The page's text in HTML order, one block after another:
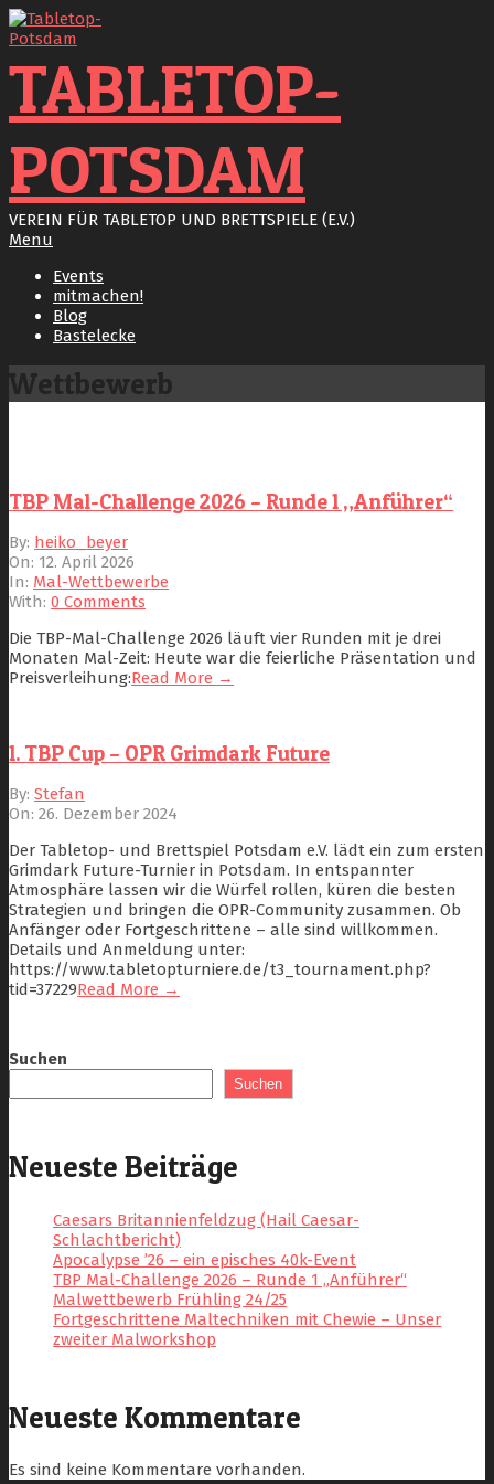
Skip
to
TABLETOP-
POTSDAM
VEREIN FÜR TABLETOP UND BRETTSPIELE (E.V.)
Primary
Menu
Menu
Events
mitmachen!
Blog
Bastelecke
Wettbewerb
TBP Mal-Challenge 2026 – Runde 1 „Anführer“
2026-
04-
12
By: heiko_beyer
On: 12. April 2026
In: Mal-Wettbewerbe
With: 0 Comments
Die TBP-Mal-Challenge 2026 läuft vier Runden mit je drei
Monaten Mal-Zeit: Heute war die feierliche Präsentation und
Preisverleihung:Read More →
1. TBP Cup – OPR Grimdark Future
2024-
12-
By: Stefan
On: 26. Dezember 2024
Der Tabletop- und Brettspiel Potsdam e.V. lädt ein zum ersten
Grimdark Future-Turnier in Potsdam. In entspannter
Atmosphäre lassen wir die Würfel rollen, küren die besten
Strategien und bringen die OPR-Community zusammen. Ob
Anfänger oder Fortgeschrittene – alle sind willkommen.
Details und Anmeldung unter:
https://www.tabletopturniere.de/t3_tournament.php?
tid=37229Read More →
Suchen
Suchen
Neueste Beiträge
Caesars Britannienfeldzug (Hail Caesar-
Schlachtbericht)
Apocalypse ’26 – ein episches 40k-Event
TBP Mal-Challenge 2026 – Runde 1 „Anführer“
Malwettbewerb Frühling 24/25
Fortgeschrittene Maltechniken mit Chewie – Unser
zweiter Malworkshop
Neueste Kommentare
Es sind keine Kommentare vorhanden.